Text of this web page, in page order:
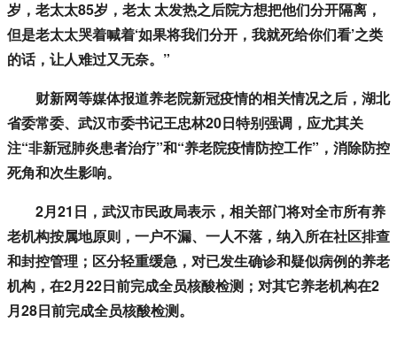
岁，老太太85岁，老太 太发热之后院方想把他们分开隔离，
但是老太太哭着喊着‘如果将我们分开，我就死给你们看’之类
的话，让人难过又无奈。”
财新网等媒体报道养老院新冠疫情的相关情况之后，湖北
省委常委、武汉市委书记王忠林20日特别强调，应尤其关
注“非新冠肺炎患者治疗”和“养老院疫情防控工作”，消除防控
死角和次生影响。
2月21日，武汉市民政局表示，相关部门将对全市所有养
老机构按属地原则，一户不漏、一人不落，纳入所在社区排查
和封控管理；区分轻重缓急，对已发生确诊和疑似病例的养老
机构，在2月22日前完成全员核酸检测；对其它养老机构在2
月28日前完成全员核酸检测。